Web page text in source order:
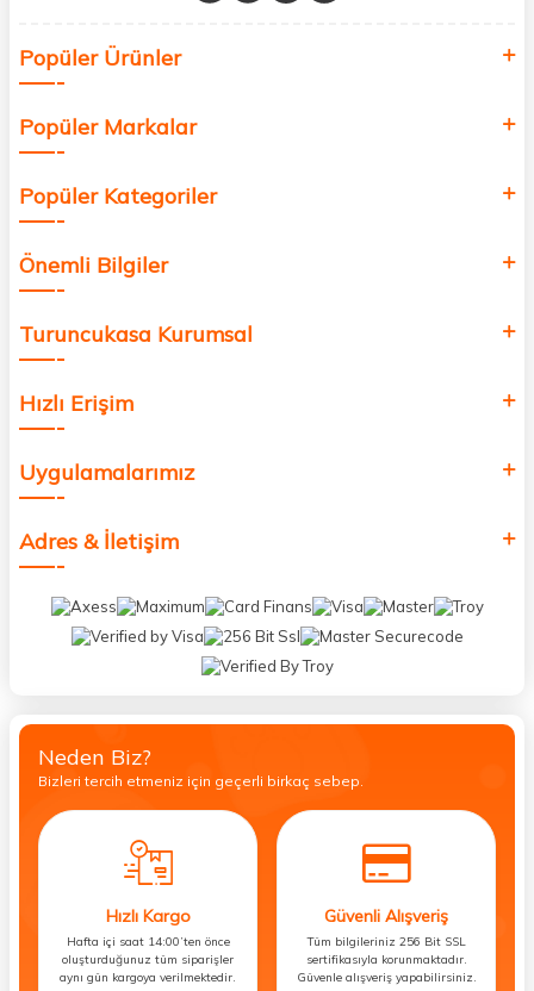
değer katmak için bize katılın!
Popüler Ürünler
Popüler Markalar
Popüler Kategoriler
Önemli Bilgiler
Turuncukasa Kurumsal
Hızlı Erişim
Uygulamalarımız
Adres & İletişim
Neden Biz?
Bizleri tercih etmeniz için geçerli birkaç sebep.
Hızlı Kargo
Hafta içi saat 14:00’ten önce
oluşturduğunuz tüm siparişler
aynı gün kargoya verilmektedir.
Güvenli Alışveriş
Tüm bilgileriniz 256 Bit SSL
sertifikasıyla korunmaktadır.
Güvenle alışveriş yapabilirsiniz.